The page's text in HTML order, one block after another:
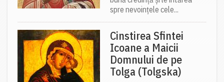
spre nevoințele cele...
Cinstirea Sfintei
Icoane a Maicii
Domnului de pe
Tolga (Tolgska)